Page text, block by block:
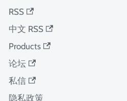
RSS
中文 RSS
Products
论坛
私信
隐私政策